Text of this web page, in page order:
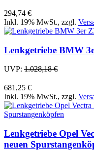
294,74 €
Inkl. 19% MwSt., zzgl.
Lenkgetriebe BMW
UVP: 1.028,18 €
681,25 €
Inkl. 19% MwSt., zzgl.
Lenkgetriebe Opel
neuen